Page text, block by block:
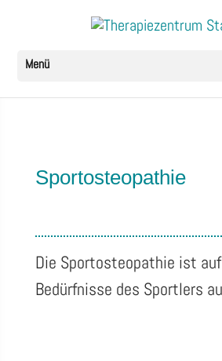
Sportosteopathie
Die Sportosteopathie ist
Bedürfnisse des Sportlers